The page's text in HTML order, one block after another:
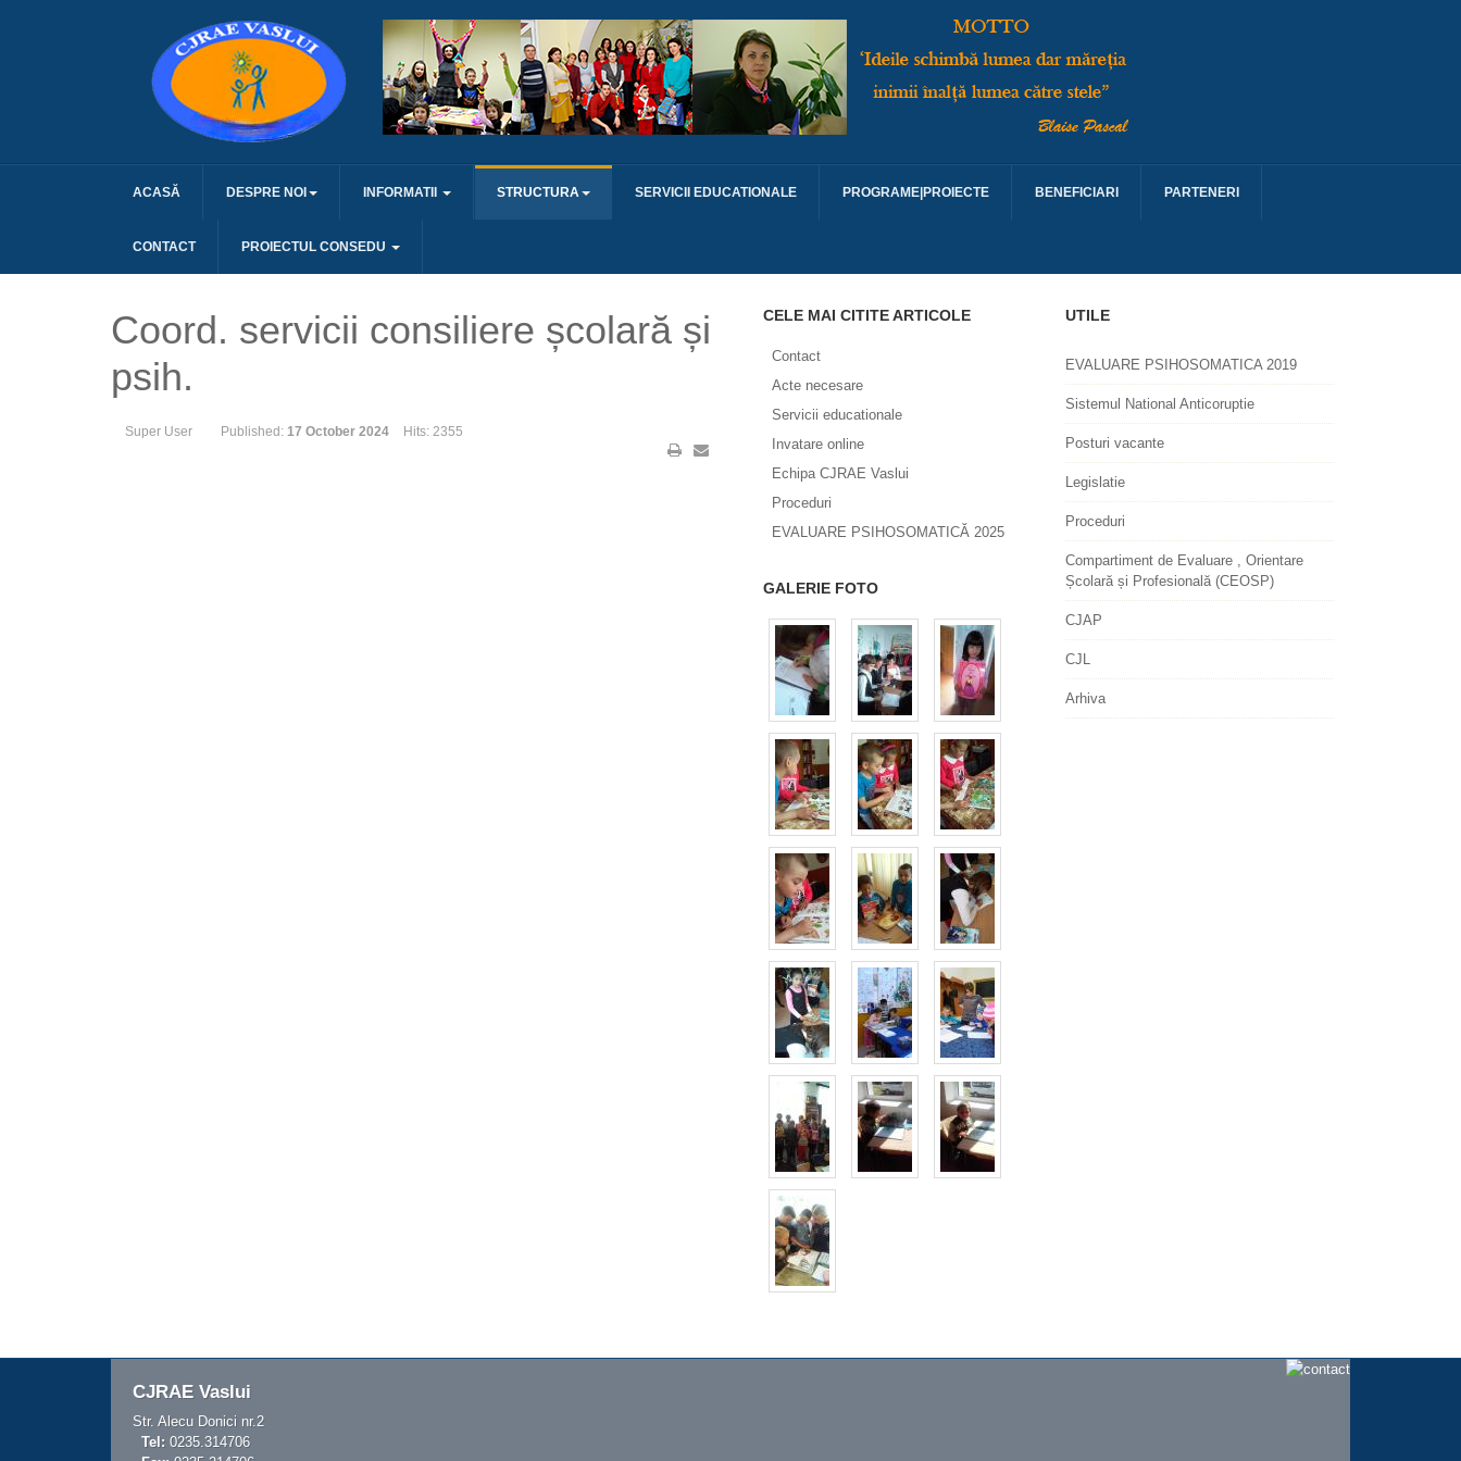
ACASĂ DESPRE NOI INFORMATII STRUCTURA SERVICII EDUCATIONALE PROGRAME|PROIECTE BENEFICIARI PARTENERI
CONTACT PROIECTUL CONSEDU
Coord. servicii consiliere școlară și
psih.
Super User Published: 17 October 2024 Hits: 2355
CELE MAI CITITE ARTICOLE
Contact
Acte necesare
Servicii educationale
Invatare online
Echipa CJRAE Vaslui
Proceduri
EVALUARE PSIHOSOMATICĂ 2025
GALERIE FOTO
UTILE
EVALUARE PSIHOSOMATICA 2019
Sistemul National Anticoruptie
Posturi vacante
Legislatie
Proceduri
Compartiment de Evaluare , Orientare
Școlară și Profesională (CEOSP)
CJAP
CJL
Arhiva
CJRAE Vaslui
Str. Alecu Donici nr.2
Tel: 0235.314706